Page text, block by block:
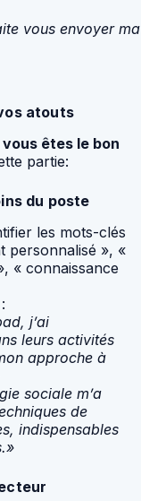
vous envoyer ma
atouts
êtes le bon
partie:
du poste
les mots-clés
personnalisé », «
« connaissance
:
j’ai
leurs activités
approche à
sociale m’a
de
indispensables